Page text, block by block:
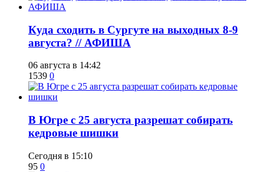
​Куда сходить в Сургуте на выходных 8-9
августа? // АФИША
06 августа в 14:42
1539 0
​В Югре с 25 августа разрешат собирать
кедровые шишки
Сегодня в 15:10
95 0